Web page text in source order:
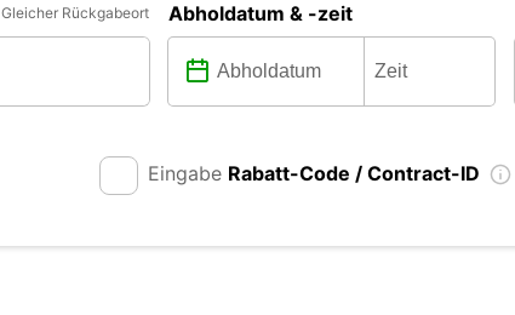
Gleicher Rückgabeort Abholdatum & -zeit
Eingabe Rabatt-Code / Contract-ID